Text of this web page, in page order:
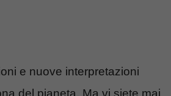
e nuove interpretazioni
del pianeta. Ma vi siete mai